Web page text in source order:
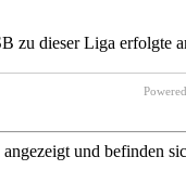
zu dieser Liga erfolgte
und befinden